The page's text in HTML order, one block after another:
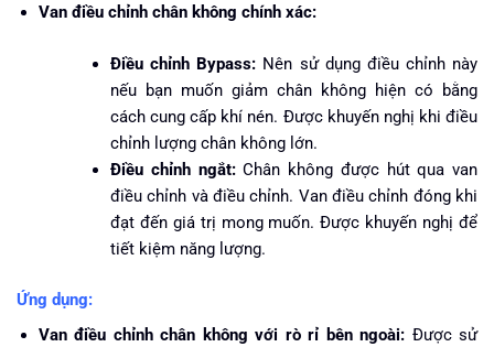
Van điều chỉnh chân không chính xác:
Điều chỉnh Bypass: Nên sử dụng điều chỉnh này
nếu bạn muốn giảm chân không hiện có bằng
cách cung cấp khí nén. Được khuyến nghị khi điều
chỉnh lượng chân không lớn.
Điều chỉnh ngắt:Chân không được hút qua van
điều chỉnh và điều chỉnh. Van điều chỉnh đóng khi
đạt đến giá trị mong muốn. Được khuyến nghị để
tiết kiệm năng lượng.
Ứng dụng:
Van điều chỉnh chân không với rò rỉ bên ngoài: Được sử